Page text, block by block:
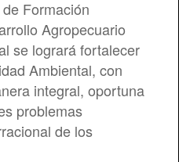
Formación
Agropecuario
se logrará fortalecer
Ambiental, con
integral, oportuna
problemas
de los